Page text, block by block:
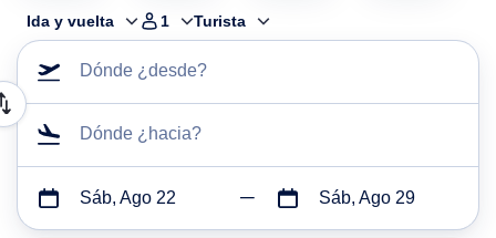
Ida y vuelta 1 Turista
Dónde ¿desde?
Dónde ¿hacia?
Sáb, Ago 22 Sáb, Ago 29